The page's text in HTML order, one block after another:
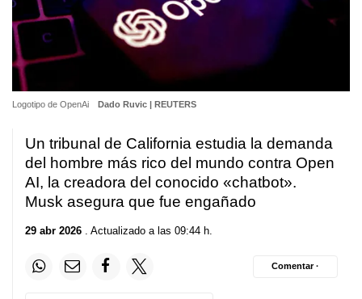
Logotipo de OpenAi Dado Ruvic | REUTERS
Un tribunal de California estudia la demanda
del hombre más rico del mundo contra Open
AI, la creadora del conocido «chatbot».
Musk asegura que fue engañado
29 abr 2026 . Actualizado a las 09:44 h.
Comentar ·